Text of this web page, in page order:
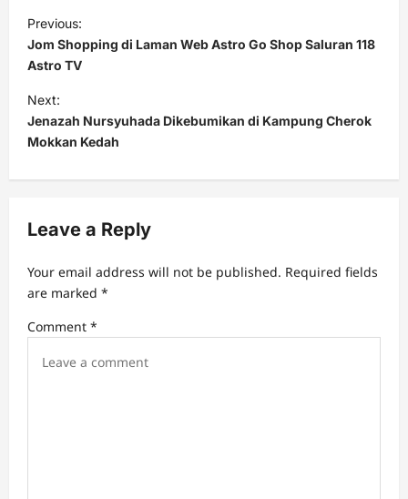
P
o
s
t
n
a
v
g
a
t
i
Previous:
Jom Shopping di Laman Web Astro Go Shop Saluran 118
Astro TV
Next:
Jenazah Nursyuhada Dikebumikan di Kampung Cherok
Mokkan Kedah
Leave a Reply
Your email address will not be published. Required fields
are marked *
Comment *